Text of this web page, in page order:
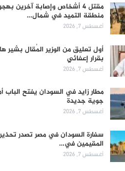
مقتل 4 أشخاص وإصابة آخرين
منطقة التميد في شمال…
أغسطس 7, 2026
أول تعليق من الوزير المُقال بشير
بقرار إعفائي
أغسطس 7, 2026
مطار زايد في السودان يفتح الباب
جوية جديدة
أغسطس 7, 2026
سفارة السودان في مصر تصدر
المقيمين في…
أغسطس 7, 2026